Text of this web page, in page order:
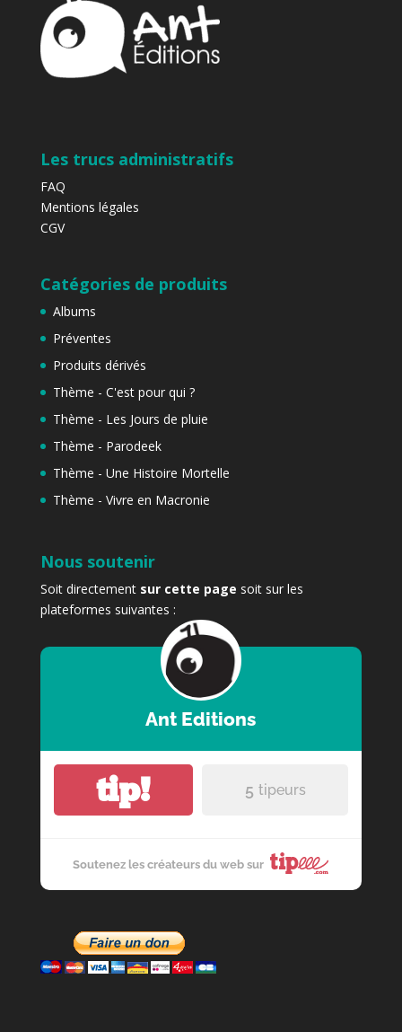
Les trucs administratifs
FAQ
Mentions légales
CGV
Catégories de produits
Albums
Préventes
Produits dérivés
Thème - C'est pour qui ?
Thème - Les Jours de pluie
Thème - Parodeek
Thème - Une Histoire Mortelle
Thème - Vivre en Macronie
Nous soutenir
Soit directement sur cette page soit sur les
plateformes suivantes :
Ant Editions
tip! 5 tipeurs
Soutenez les créateurs du web sur